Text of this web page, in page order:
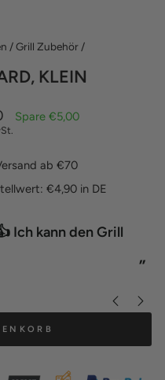
/ Grill Zubehör /
KLEIN
Spare €5,00
ab €70
€4,90 in DE
”